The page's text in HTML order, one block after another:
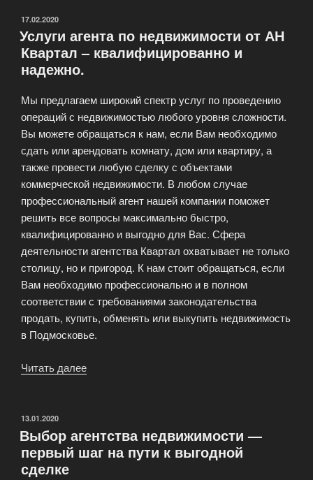
видами
недвижмости
Квартал»
ОПУБЛИКОВАНО
17.02.2020
Услуги агента по недвижимости от АН
Квартал – квалифицированно и
надежно.
Мы предлагаем широкий спектр услуг по проведению
операций с недвижимостью любого уровня сложности.
Вы можете обращаться к нам, если Вам необходимо
сдать или арендовать комнату, дом или квартиру, а
также провести любую сделку с объектами
коммерческой недвижимости. В любом случае
профессиональный агент нашей компании поможет
решить все вопросы максимально быстро,
квалифицированно и выгодно для Вас. Сфера
деятельности агентства Квартал охватывает не только
столицу, но и пригород. К нам стоит обращаться, если
Вам необходимо профессионально и в полном
соответствии с требованиями законодательства
продать, купить, обменять или выкупить недвижимость
в Подмосковье.
Читать далее
от
АН
ОПУБЛИКОВАНО
13.01.2020
Выбор агентства недвижимости —
первый шаг на пути к выгодной
сделке